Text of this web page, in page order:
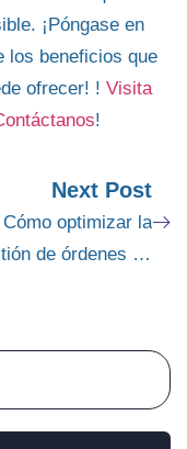
¡Póngase en
los beneficios que
ofrecer! ! Visita
!
Next Post
Cómo optimizar la
de órdenes de